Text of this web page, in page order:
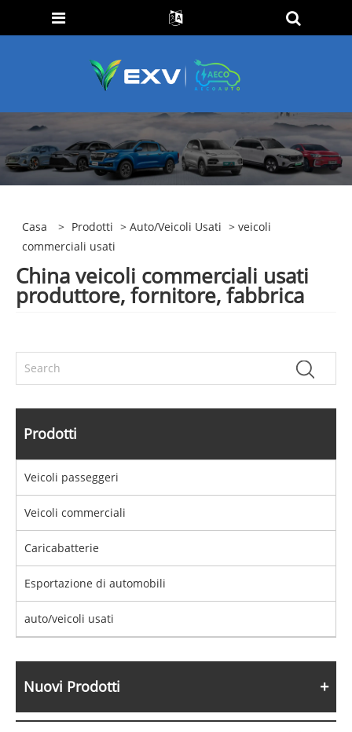
Casa > Prodotti >Auto/veicoli Usati > veicoli
commerciali usati
China veicoli commerciali usati
produttore, fornitore, fabbrica
Prodotti
Veicoli passeggeri
Veicoli commerciali
Caricabatterie
Esportazione di automobili
auto/veicoli usati
Nuovi Prodotti